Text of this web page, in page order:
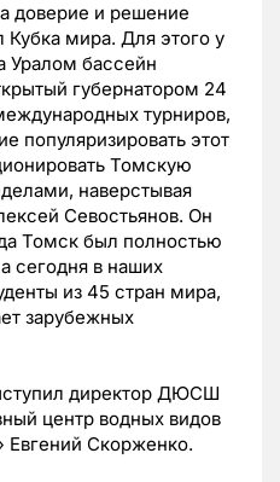
доверие и решение
мира. Для этого у
Уралом бассейн
губернатором 24
турниров,
популяризировать этот
Томскую
наверстывая
Севостьянов. Он
Томск был полностью
сегодня в наших
из 45 стран мира,
зарубежных
директор ДЮСШ
центр водных видов
Евгений Скорженко.